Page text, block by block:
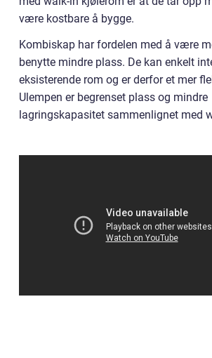
være kostbare å bygge.
Kombiskap har fordelen med å være
benytte mindre plass. De kan enkelt
eksisterende rom og er derfor et mer
Ulempen er begrenset plass og mindre
lagringskapasitet sammenlignet med